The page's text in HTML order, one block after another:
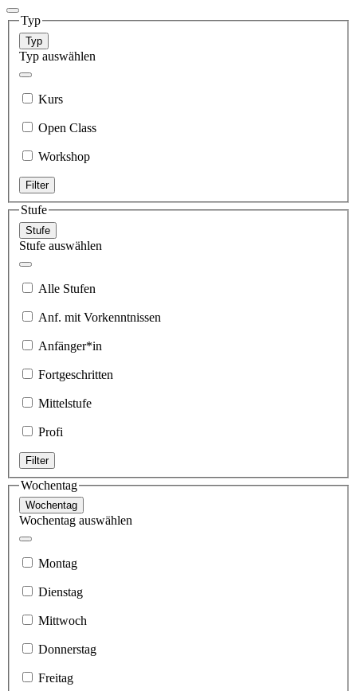
Typ
Typ
Typ auswählen
Kurs
Open Class
Workshop
Filter
Stufe
Stufe
Stufe auswählen
Alle Stufen
Anf. mit Vorkenntnissen
Anfänger*in
Fortgeschritten
Mittelstufe
Profi
Filter
Wochentag
Wochentag
Wochentag auswählen
Montag
Dienstag
Mittwoch
Donnerstag
Freitag